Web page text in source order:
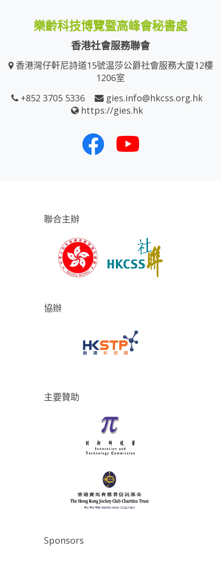
樂齡科技博覽暨高峰會秘書處
香港社會服務聯會
香港灣仔軒尼詩道15號温莎公爵社會服務大廈12樓
1206室
+852 3705 5336
gies.info@hkcss.org.hk
https://gies.hk
聯合主辦
協辦
主要贊助
Sponsors